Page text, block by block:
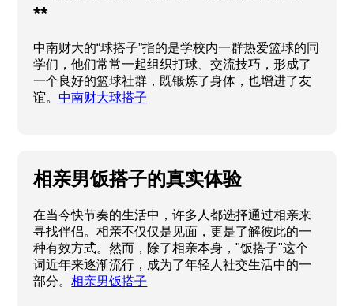
**
中南财大的“球搭子”指的是学校内一群热爱篮球的同
学们，他们常常一起组织打球、交流技巧，形成了
一个良好的篮球社群，既锻炼了身体，也增进了友
谊。中南财大球搭子
相亲男饭搭子的真实体验
在当今快节奏的生活中，许多人都选择通过相亲来
寻找伴侣。相亲不仅仅是见面，更是了解彼此的一
种有效方式。然而，除了相亲本身，"饭搭子"这个
词近年来逐渐流行，成为了年轻人社交生活中的一
部分。相亲男饭搭子